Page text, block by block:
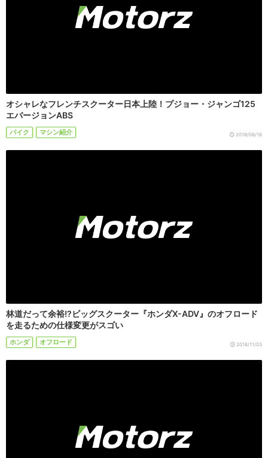
オシャレなフレンチスクーター日本上陸！プジョー・ジャンゴ125
エバージョンABS
バイク マシン紹介 2018/08/16
林道だって余裕!?ビッグスクーター『ホンダX-ADV』のオフロード
を走るための仕様変更がスゴい
ホンダ オフロード 2018/11/03